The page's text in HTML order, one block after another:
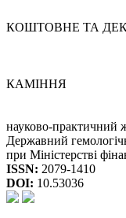
КОШТОВНЕ ТА
КАМІННЯ
науково-практичний
Державний
при Міністерстві
ISSN: 2079-1410
DOI: 10.53036